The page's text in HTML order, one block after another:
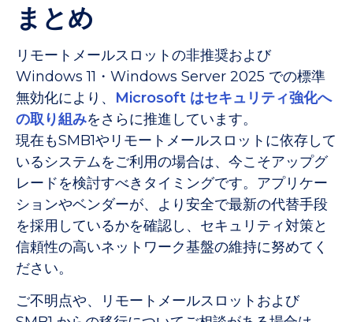
まとめ
リモートメールスロットの非推奨および
Windows 11・Windows Server 2025 での標準
無効化により、 Microsoft はセキュリティ強化へ
の取り組みをさらに推進しています。
現在もSMB1やリモートメールスロットに依存して
いるシステムをご利用の場合は、今こそアップグ
レードを検討すべきタイミングです。アプリケー
ションやベンダーが、より安全で最新の代替手段
を採用しているかを確認し、セキュリティ対策と
信頼性の高いネットワーク基盤の維持に努めてく
ださい。
ご不明点や、リモートメールスロットおよび